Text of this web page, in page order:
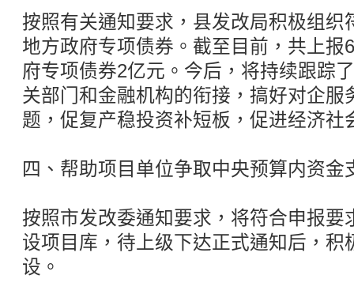
按照有关通知要求，县发改局积极组织
地方政府专项债券。截至目前，共上报
府专项债券2亿元。今后，将持续跟踪
关部门和金融机构的衔接，搞好对企服
题，促复产稳投资补短板，促进经济社
四、帮助项目单位争取中央预算内资金
按照市发改委通知要求，将符合申报要
设项目库，待上级下达正式通知后，积
设。